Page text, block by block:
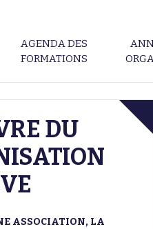
AGENDA DES
FORMATIONS
DU
ASSOCIATION, LA